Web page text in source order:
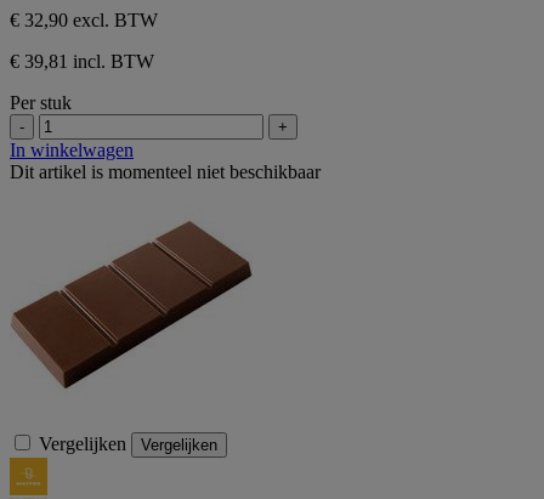
5
sterren.
€ 32,90 excl. BTW
€ 39,81 incl. BTW
Per stuk
- +
In winkelwagen
Dit artikel is momenteel niet beschikbaar
Vergelijken Vergelijken